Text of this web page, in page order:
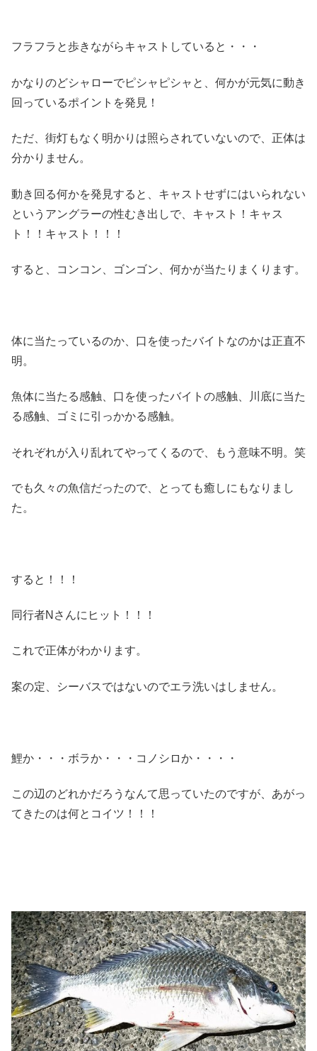
フラフラと歩きながらキャストしていると・・・
かなりのどシャローでピシャピシャと、何かが元気に動き
回っているポイントを発見！
ただ、街灯もなく明かりは照らされていないので、正体は
分かりません。
動き回る何かを発見すると、キャストせずにはいられない
というアングラーの性むき出しで、キャスト！キャス
ト！！キャスト！！！
すると、コンコン、ゴンゴン、何かが当たりまくります。
体に当たっているのか、口を使ったバイトなのかは正直不
明。
魚体に当たる感触、口を使ったバイトの感触、川底に当た
る感触、ゴミに引っかかる感触。
それぞれが入り乱れてやってくるので、もう意味不明。笑
でも久々の魚信だったので、とっても癒しにもなりまし
た。
すると！！！
同行者Nさんにヒット！！！
これで正体がわかります。
案の定、シーバスではないのでエラ洗いはしません。
鯉か・・・ボラか・・・コノシロか・・・・
この辺のどれかだろうなんて思っていたのですが、あがっ
てきたのは何とコイツ！！！